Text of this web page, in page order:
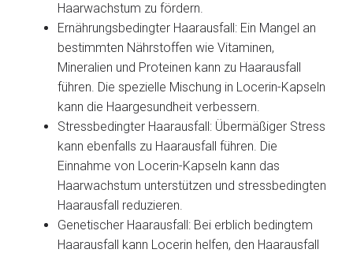
Haarwachstum zu fördern.
Ernährungsbedingter Haarausfall: Ein Mangel an
bestimmten Nährstoffen wie Vitaminen,
Mineralien und Proteinen kann zu Haarausfall
führen. Die spezielle Mischung in Locerin-Kapseln
kann die Haargesundheit verbessern.
Stressbedingter Haarausfall: Übermäßiger Stress
kann ebenfalls zu Haarausfall führen. Die
Einnahme von Locerin-Kapseln kann das
Haarwachstum unterstützen und stressbedingten
Haarausfall reduzieren.
Genetischer Haarausfall: Bei erblich bedingtem
Haarausfall kann Locerin helfen, den Haarausfall